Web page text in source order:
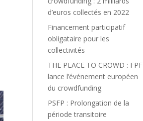
d’euros collectés en 2022
Financement participatif
obligataire pour les
collectivités
THE PLACE TO CROWD : FPF
lance l’événement européen
du crowdfunding
PSFP : Prolongation de la
période transitoire